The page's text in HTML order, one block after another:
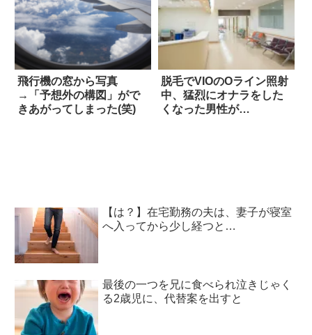
飛行機の窓から写真
→「予想外の構図」がで
きあがってしまった(笑)
脱毛でVIOのOライン照射
中、猛烈にオナラをした
くなった男性が…
【は？】在宅勤務の夫は、妻子が寝室
へ入ってから少し経つと…
最後の一つを兄に食べられ泣きじゃく
る2歳児に、代替案を出すと